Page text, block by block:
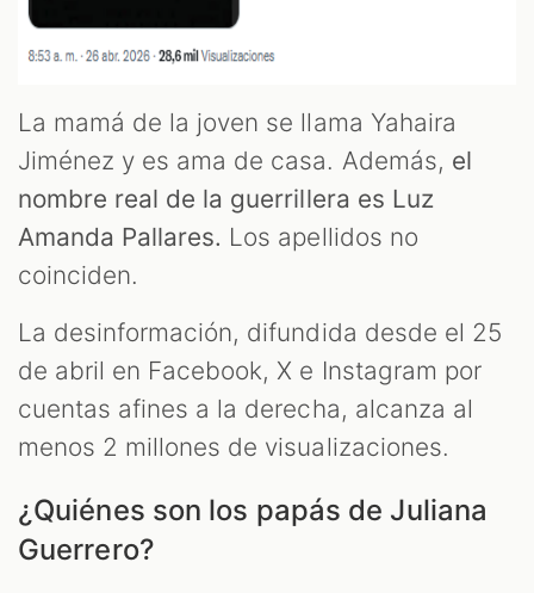
La mamá de la joven se llama Yahaira
Jiménez y es ama de casa. Además, el
nombre real de la guerrillera es Luz
Amanda Pallares. Los apellidos no
coinciden.
La desinformación, difundida desde el 25
de abril en Facebook, X e Instagram por
cuentas afines a la derecha, alcanza al
menos 2 millones de visualizaciones.
¿Quiénes son los papás de Juliana
Guerrero?